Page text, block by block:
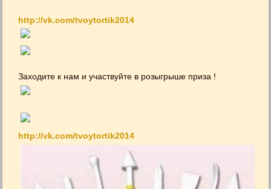
http://vk.com/tvoytortik2014
Заходите к нам и участвуйте в розыгрыше приза !
http://vk.com/tvoytortik2014